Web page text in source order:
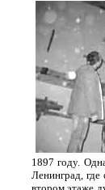
1897 году.
Ленинград,